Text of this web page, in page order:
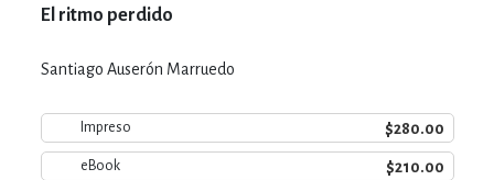
El ritmo perdido
Santiago Auserón Marruedo
Impreso $280.00
eBook $210.00